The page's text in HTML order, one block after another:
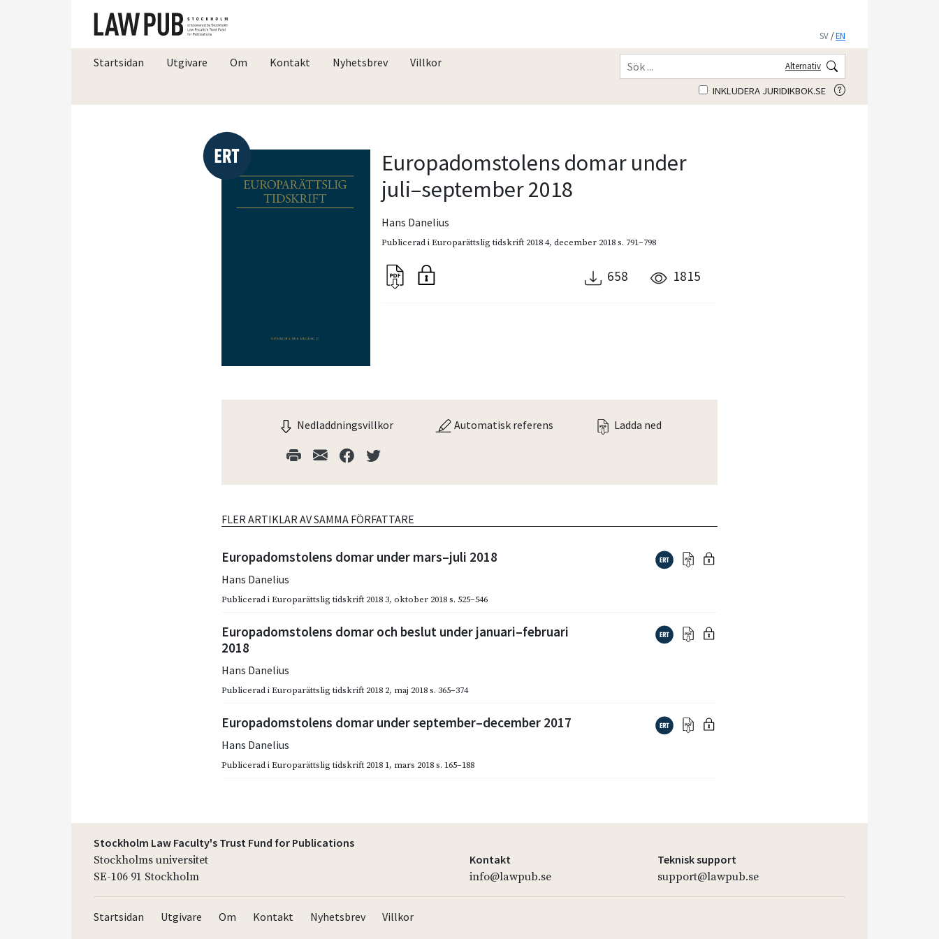
SV /EN
Startsidan Utgivare Om Kontakt Nyhetsbrev Villkor Alternativ
INKLUDERA JURIDIKBOK.SE
Europadomstolens domar under
juli–september 2018
Hans Danelius
Publicerad iEuroparättslig tidskrift 2018 4,december 2018s. 791–798
658 1815
Nedladdningsvillkor Automatisk referens Ladda ned
FLER ARTIKLAR AV SAMMA FÖRFATTARE
Europadomstolens domar under mars–juli 2018
Hans Danelius
Publicerad iEuroparättslig tidskrift 2018 3,oktober 2018 s. 525–546
Europadomstolens domar och beslut under januari–februari
2018
Hans Danelius
Publicerad iEuroparättslig tidskrift 2018 2, maj 2018 s. 365–374
Europadomstolens domar under september–december 2017
Hans Danelius
Publicerad iEuroparättslig tidskrift 2018 1, mars 2018 s. 165–188
Stockholm Law Faculty's Trust Fund for Publications
Stockholms universitet
SE-106 91 Stockholm
Kontakt
info@lawpub.se
Teknisk support
support@lawpub.se
Startsidan Utgivare Om Kontakt Nyhetsbrev Villkor